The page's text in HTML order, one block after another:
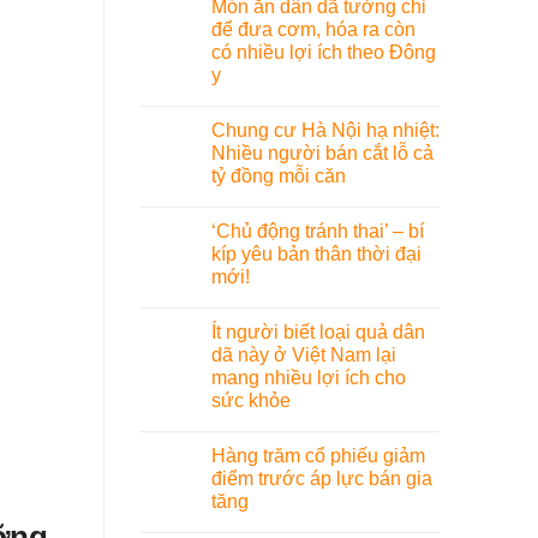
Món ăn dân dã tưởng chỉ
để đưa cơm, hóa ra còn
có nhiều lợi ích theo Đông
y
Chung cư Hà Nội hạ nhiệt:
Nhiều người bán cắt lỗ cả
tỷ đồng mỗi căn
‘Chủ động tránh thai’ – bí
kíp yêu bản thân thời đại
mới!
Ít người biết loại quả dân
dã này ở Việt Nam lại
mang nhiều lợi ích cho
sức khỏe
Hàng trăm cổ phiếu giảm
điểm trước áp lực bán gia
tăng